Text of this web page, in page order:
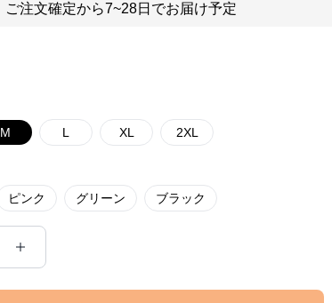
ご注文確定から7~28日でお届け予定
M L XL 2XL
ピンク グリーン ブラック